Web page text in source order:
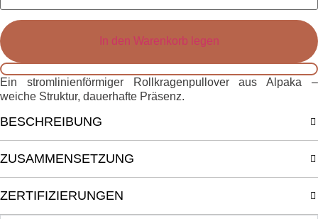
Menge
In den Warenkorb legen
Ein stromlinienförmiger Rollkragenpullover aus Alpaka –
weiche Struktur, dauerhafte Präsenz.
BESCHREIBUNG
ZUSAMMENSETZUNG
ZERTIFIZIERUNGEN